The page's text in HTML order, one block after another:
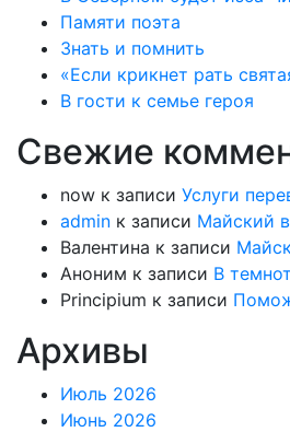
Памяти поэта
Знать и помнить
«Если крикнет рать
В гости к семье героя
Свежие
now к записи Услуги
admin к записи Майский
Валентина к записи
Аноним к записи В
Principium к записи
Архивы
Июль 2026
Июнь 2026